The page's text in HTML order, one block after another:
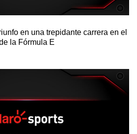
en una trepidante carrera en el
la Fórmula E